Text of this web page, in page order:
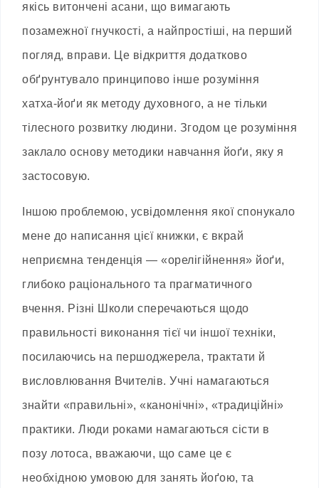
якісь витончені асани, що вимагають
позамежної гнучкості, а найпростіші, на перший
погляд, вправи. Це відкриття додатково
обґрунтувало принципово інше розуміння
хатха-йоґи як методу духовного, а не тільки
тілесного розвитку людини. Згодом це розуміння
заклало основу методики навчання йоґи, яку я
застосовую.
Іншою проблемою, усвідомлення якої спонукало
мене до написання цієї книжки, є вкрай
неприємна тенденція — «орелігійнення» йоґи,
глибоко раціонального та прагматичного
вчення. Різні Школи сперечаються щодо
правильності виконання тієї чи іншої техніки,
посилаючись на першоджерела, трактати й
висловлювання Вчителів. Учні намагаються
знайти «правильні», «канонічні», «традиційні»
практики. Люди роками намагаються сісти в
позу лотоса, вважаючи, що саме це є
необхідною умовою для занять йоґою, та